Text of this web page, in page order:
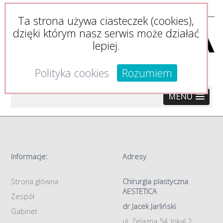
MENU
Informacje:
Strona główna
Zespół
Gabinet
Adresy
Chirurgia plastyczna
AESTETICA
dr Jacek Jarliński
Ta strona używa ciasteczek (cookies),
dzięki którym nasz serwis może działać
lepiej.
Polityka cookies
Rozumiem